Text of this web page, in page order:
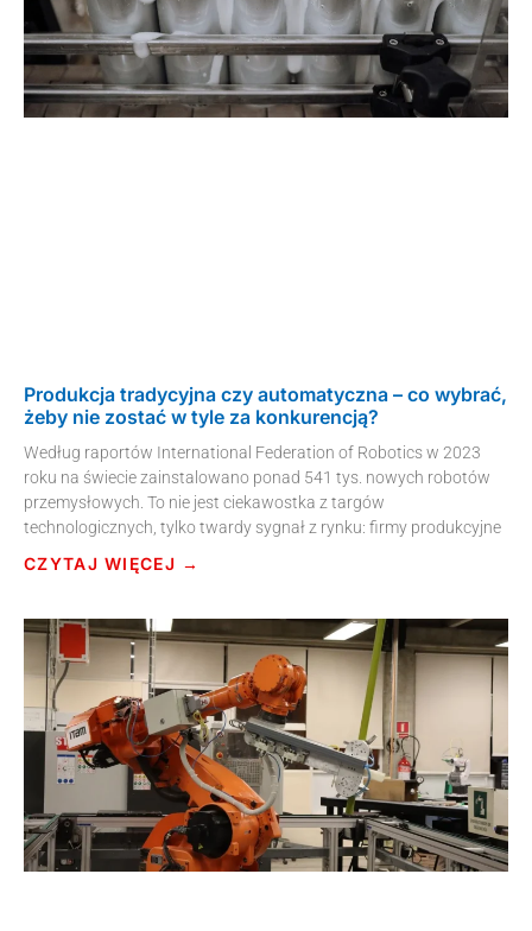
Produkcja tradycyjna czy automatyczna – co wybrać,
żeby nie zostać w tyle za konkurencją?
Według raportów International Federation of Robotics w 2023
roku na świecie zainstalowano ponad 541 tys. nowych robotów
przemysłowych. To nie jest ciekawostka z targów
technologicznych, tylko twardy sygnał z rynku: firmy produkcyjne
CZYTAJ WIĘCEJ →